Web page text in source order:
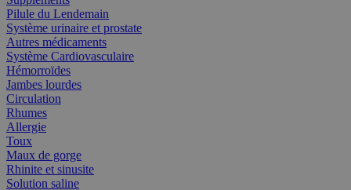
Pilule du Lendemain
Système urinaire et prostate
Autres médicaments
Système Cardiovasculaire
Hémorroïdes
Jambes lourdes
Circulation
Rhumes
Allergie
Toux
Maux de gorge
Rhinite et sinusite
Solution saline